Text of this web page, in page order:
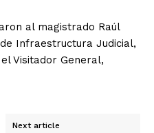
al magistrado Raúl
Infraestructura Judicial,
Visitador General,
Next article